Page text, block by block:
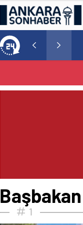
Norweç silahlı kuvvetleri kadınlardan oluşan özel kuvvetler eğitimlerini başlattı.
1